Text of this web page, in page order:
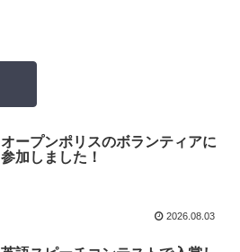
オープンポリスのボランティアに
参加しました！
2026.08.03